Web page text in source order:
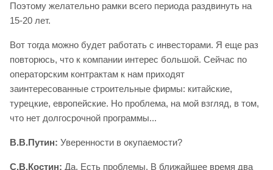
Поэтому желательно рамки всего периода раздвинуть на
15-20 лет.
Вот тогда можно будет работать с инвесторами. Я еще раз
повторюсь, что к компании интерес большой. Сейчас по
операторским контрактам к нам приходят
заинтересованные строительные фирмы: китайские,
турецкие, европейские. Но проблема, на мой взгляд, в том,
что нет долгосрочной программы...
В.В.Путин: Уверенности в окупаемости?
С.В.Костин: Да. Есть проблемы. В ближайшее время два